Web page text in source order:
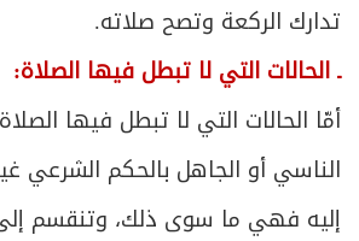
تدارك الركعة وتصح صلاته.
ـ الحالات التي لا تبطل فيها الصلاة:
أمّا الحالات التي لا تبطل فيها
الناسي أو الجاهل بالحكم الشرعي
إليه فهي ما سوى ذلك، وتنقسم